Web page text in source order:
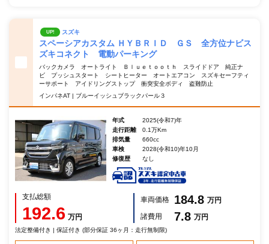
UP! スズキ
スペーシアカスタム ＨＹＢＲＩＤ ＧＳ 全方位ナビス
ズキコネクト 電動パーキング
バックカメラ オートライト Ｂｌｕｅｔｏｏｔｈ スライドドア 純正ナ
ビ プッシュスタート シートヒーター オートエアコン スズキセーフティ
ーサポート アイドリングストップ 衝突安全ボディ 盗難防止
インパネAT | ブルーイッシュブラックパール３
年式
2025(令和7)年
走行距離
0.1万Km
排気量
660cc
車検
2028(令和10)年10月
修復歴
なし
支払総額
192.6 万円
車両価格 184.8 万円
諸費用
7.8 万円
法定整備付き | 保証付き (部分保証 36ヶ月：走行無制限)